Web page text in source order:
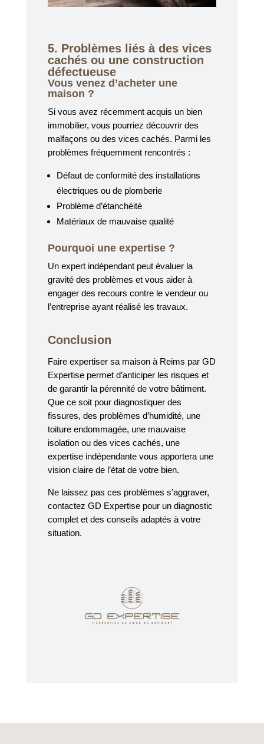
5. Problèmes liés à des vices
cachés ou une construction
défectueuse
Vous venez d’acheter une
maison ?
Si vous avez récemment acquis un bien
immobilier, vous pourriez découvrir des
malfaçons ou des vices cachés. Parmi les
problèmes fréquemment rencontrés :
Défaut de conformité des installations
électriques ou de plomberie
Problème d’étanchéité
Matériaux de mauvaise qualité
Pourquoi une expertise ?
Un expert indépendant peut évaluer la
gravité des problèmes et vous aider à
engager des recours contre le vendeur ou
l’entreprise ayant réalisé les travaux.
Conclusion
Faire expertiser sa maison à Reims par GD
Expertise permet d’anticiper les risques et
de garantir la pérennité de votre bâtiment.
Que ce soit pour diagnostiquer des
fissures, des problèmes d’humidité, une
toiture endommagée, une mauvaise
isolation ou des vices cachés, une
expertise indépendante vous apportera une
vision claire de l’état de votre bien.
Ne laissez pas ces problèmes s’aggraver,
contactez GD Expertise pour un diagnostic
complet et des conseils adaptés à votre
situation.